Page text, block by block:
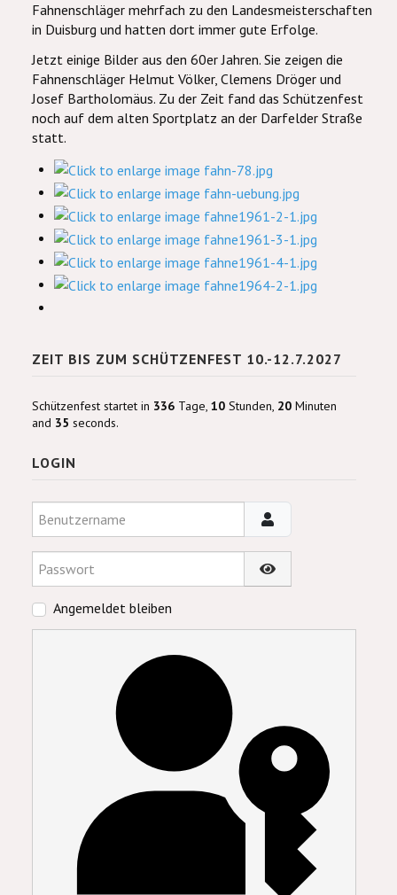
Fahnenschläger mehrfach zu den Landesmeisterschaften
in Duisburg und hatten dort immer gute Erfolge.
Jetzt einige Bilder aus den 60er Jahren. Sie zeigen die
Fahnenschläger Helmut Völker, Clemens Dröger und
Josef Bartholomäus. Zu der Zeit fand das Schützenfest
noch auf dem alten Sportplatz an der Darfelder Straße
statt.
ZEIT BIS ZUM SCHÜTZENFEST 10.-12.7.2027
Schützenfest startet in 336 Tage, 10 Stunden, 20 Minuten
and 35 seconds.
LOGIN
Benutzername
Passwort
Passwort anzeigen
Angemeldet bleiben